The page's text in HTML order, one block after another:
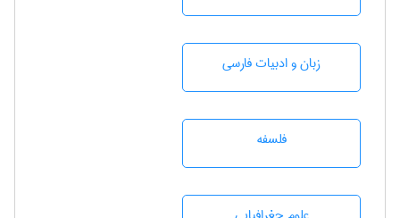
زبان و ادبيات فارسی
فلسفه